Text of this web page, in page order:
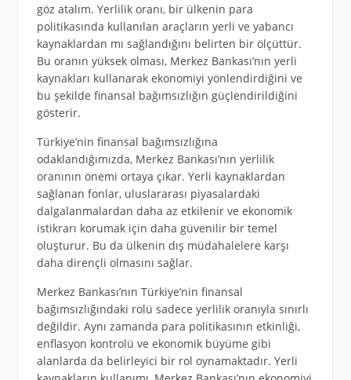
göz atalım. Yerlilik oranı, bir ülkenin para
politikasında kullanılan araçların yerli ve yabancı
kaynaklardan mı sağlandığını belirten bir ölçüttür.
Bu oranın yüksek olması, Merkez Bankası’nın yerli
kaynakları kullanarak ekonomiyi yönlendirdiğini ve
bu şekilde finansal bağımsızlığın güçlendirildiğini
gösterir.
Türkiye’nin finansal bağımsızlığına
odaklandığımızda, Merkez Bankası’nın yerlilik
oranının önemi ortaya çıkar. Yerli kaynaklardan
sağlanan fonlar, uluslararası piyasalardaki
dalgalanmalardan daha az etkilenir ve ekonomik
istikrarı korumak için daha güvenilir bir temel
oluşturur. Bu da ülkenin dış müdahalelere karşı
daha dirençli olmasını sağlar.
Merkez Bankası’nın Türkiye’nin finansal
bağımsızlığındaki rolü sadece yerlilik oranıyla sınırlı
değildir. Aynı zamanda para politikasının etkinliği,
enflasyon kontrolü ve ekonomik büyüme gibi
alanlarda da belirleyici bir rol oynamaktadır. Yerli